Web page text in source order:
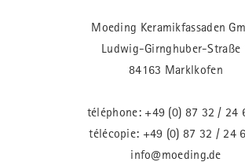
Moeding Keramikfassaden
Ludwig-Girnghuber-Straße
84163 Marklkofen
téléphone: +49 (0) 87 32 / 24
télécopie: +49 (0) 87 32 / 24
info@moeding.de